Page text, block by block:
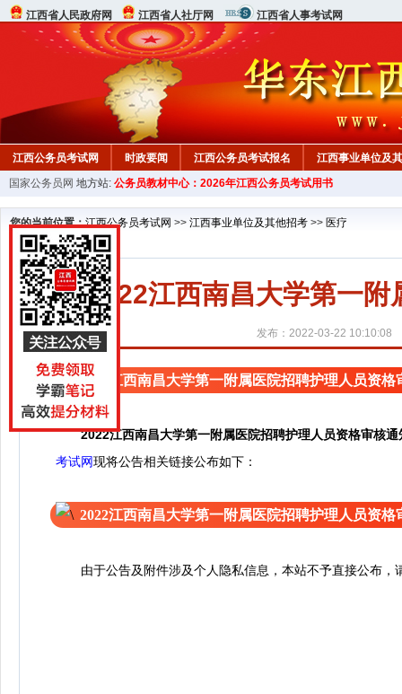
江西省人民政府网 江西省人社厅网 江西省人事考试网
江西公务员考试网 时政要闻 江西公务员考试报名 江西事业单位及
行测真题 在线咨询 教材中心
国家公务员网 地方站: 公务员教材中心：2026年江西公务员考试用书
您的当前位置：江西公务员考试网 >> 江西事业单位及其他招考 >> 医疗
2022江西南昌大学第一
发布：2022-03-22 10:10:08
2022江西南昌大学第一附属医院招聘护理人员资格
2022江西南昌大学第一附属医院招聘护理人员资格审核通
考试网现将公告相关链接公布如下：
2022江西南昌大学第一附属医院招聘护理人员资
由于公告及附件涉及个人隐私信息，本站不予直接公布，